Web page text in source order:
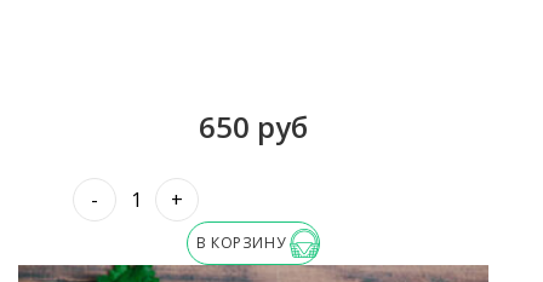
650 руб
- +
В КОРЗИНУ